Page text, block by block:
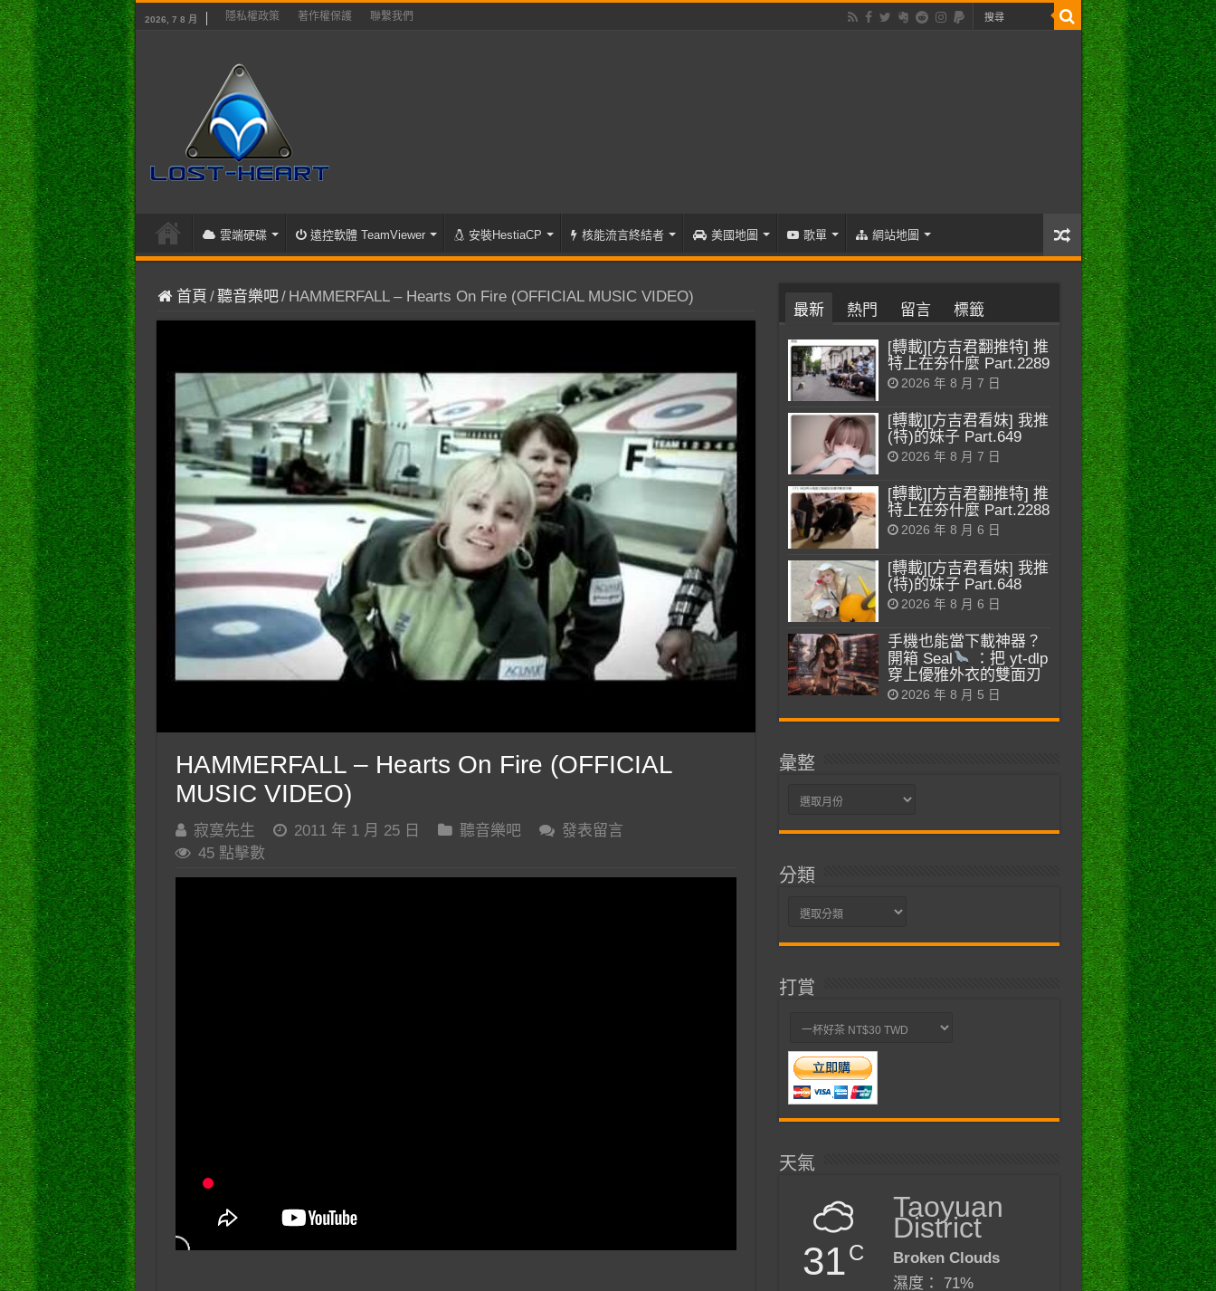
2026, 7 8 月 隱私權政策 著作權保護 聯繫我們
雲端硬碟 遠控軟體 TeamViewer 安裝HestiaCP 核能流言終結者 美國地圖 歌單 網站地圖
首頁 /聽音樂吧/ HAMMERFALL – Hearts On Fire (OFFICIAL MUSIC VIDEO)
HAMMERFALL – Hearts On Fire (OFFICIAL
MUSIC VIDEO)
寂寞先生 2011 年 1 月 25 日 聽音樂吧
發表留言
45 點擊數
最新 熱門 留言 標籤
[轉載][方吉君翻推特] 推
特上在夯什麼 Part.2289
2026 年 8 月 7 日
[轉載][方吉君看妹] 我推
(特)的妹子 Part.649
2026 年 8 月 7 日
[轉載][方吉君翻推特] 推
特上在夯什麼 Part.2288
2026 年 8 月 6 日
[轉載][方吉君看妹] 我推
(特)的妹子 Part.648
2026 年 8 月 6 日
手機也能當下載神器？
開箱 Seal
：把 yt-dlp
穿上優雅外衣的雙面刃
2026 年 8 月 5 日
彙整
彙
分類
分
打賞
天氣
31C
Taoyuan
District
Broken Clouds
濕度： 71%